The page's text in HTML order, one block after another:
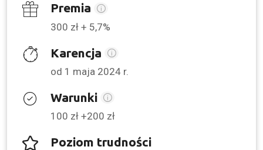
Premia
300 zł + 5,7%
Karencja
od 1 maja 2024 r.
Warunki
100 zł +200 zł
Poziom trudności